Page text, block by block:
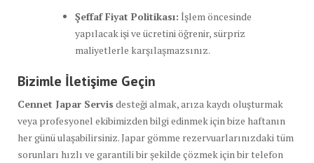
Şeffaf Fiyat Politikası: İşlem öncesinde
yapılacak işi ve ücretini öğrenir, sürpriz
maliyetlerle karşılaşmazsınız.
Bizimle İletişime Geçin
Cennet Japar Servis desteği almak, arıza kaydı oluşturmak
veya profesyonel ekibimizden bilgi edinmek için bize haftanın
her günü ulaşabilirsiniz. Japar gömme rezervuarlarınızdaki tüm
sorunları hızlı ve garantili bir şekilde çözmek için bir telefon